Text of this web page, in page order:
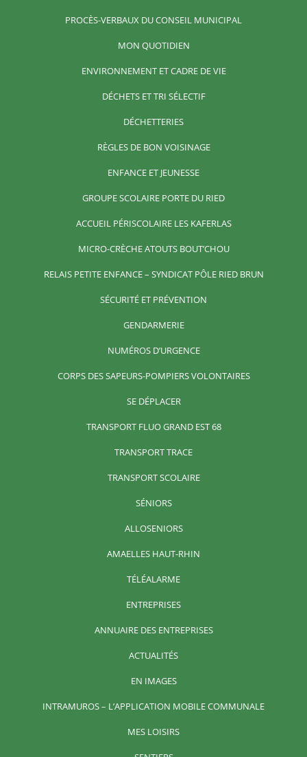
PROCÈS-VERBAUX DU CONSEIL MUNICIPAL
MON QUOTIDIEN
ENVIRONNEMENT ET CADRE DE VIE
DÉCHETS ET TRI SÉLECTIF
DÉCHETTERIES
RÈGLES DE BON VOISINAGE
ENFANCE ET JEUNESSE
GROUPE SCOLAIRE PORTE DU RIED
ACCUEIL PÉRISCOLAIRE LES KAFERLAS
MICRO-CRÈCHE ATOUTS BOUT’CHOU
RELAIS PETITE ENFANCE – SYNDICAT PÔLE RIED BRUN
SÉCURITÉ ET PRÉVENTION
GENDARMERIE
NUMÉROS D’URGENCE
CORPS DES SAPEURS-POMPIERS VOLONTAIRES
SE DÉPLACER
TRANSPORT FLUO GRAND EST 68
TRANSPORT TRACE
TRANSPORT SCOLAIRE
SÉNIORS
ALLOSENIORS
AMAELLES HAUT-RHIN
TÉLÉALARME
ENTREPRISES
ANNUAIRE DES ENTREPRISES
ACTUALITÉS
EN IMAGES
INTRAMUROS – L’APPLICATION MOBILE COMMUNALE
MES LOISIRS